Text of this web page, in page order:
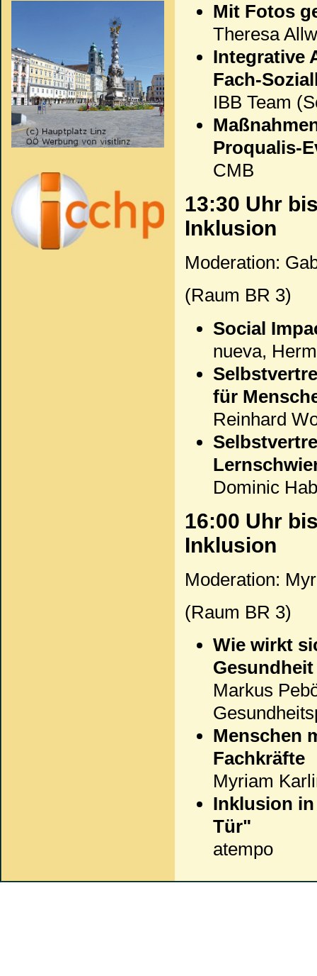
Mit Fotos
Theresa
Integrative
Fach-
IBB Team
Proqualis-
CMB
13:30 Uhr
Inklusion
Moderation:
(Raum BR 3)
Social
nueva,
für
Reinhard
Dominic
16:00 Uhr
Inklusion
Moderation:
(Raum BR 3)
Wie wirkt
Markus
Menschen
Fachkräfte
Myriam
Inklusion
Tür"
atempo